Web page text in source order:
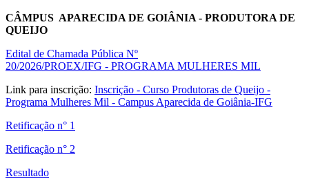
CÂMPUS APARECIDA DE GOIÂNIA - PRODUTORA DE
QUEIJO
Edital de Chamada Pública Nº
20/2026/PROEX/IFG - PROGRAMA MULHERES MIL
Link para inscrição: Inscrição - Curso Produtoras de Queijo -
Programa Mulheres Mil - Campus Aparecida de Goiânia-IFG
Retificação n° 1
Retificação n° 2
Resultado